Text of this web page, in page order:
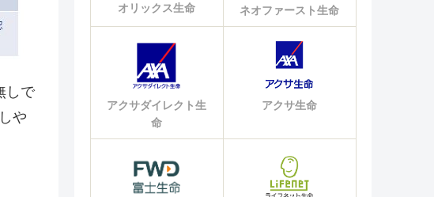
しで
や
オリックス生命 ネオファースト生命
アクサダイレクト生
命
アクサ生命